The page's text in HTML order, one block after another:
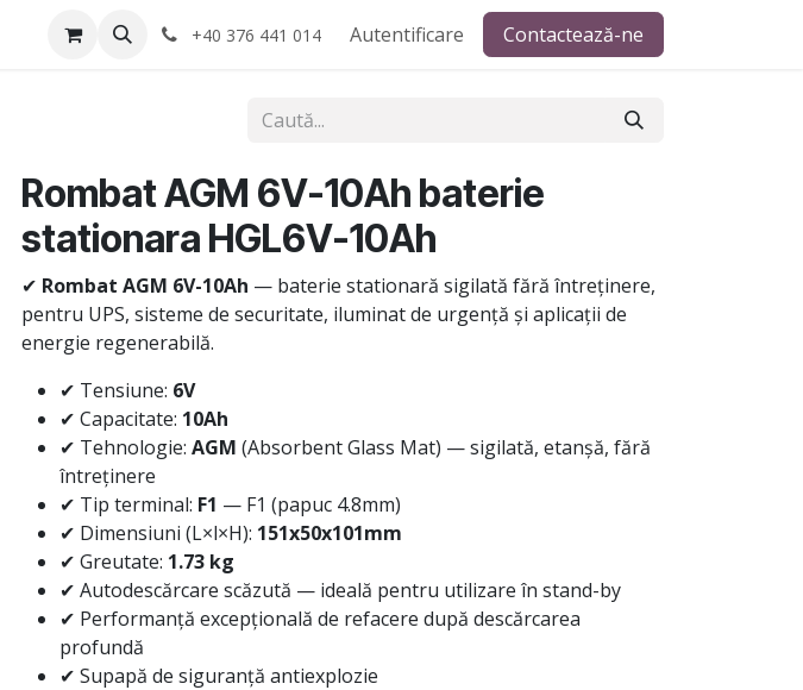
Service-uri montaj +40 376 441 014 Autentificare Contactează-ne
Rombat AGM 6V-10Ah baterie
stationara HGL6V-10Ah
✔ Rombat AGM 6V-10Ah — baterie stationară sigilată fără întreținere,
pentru UPS, sisteme de securitate, iluminat de urgență și aplicații de
energie regenerabilă.
✔ Tensiune: 6V
✔ Capacitate: 10Ah
✔ Tehnologie: AGM (Absorbent Glass Mat) — sigilată, etanșă, fără
întreținere
✔ Tip terminal: F1 — F1 (papuc 4.8mm)
✔ Dimensiuni (L×l×H): 151x50x101mm
✔ Greutate: 1.73 kg
✔ Autodescărcare scăzută — ideală pentru utilizare în stand-by
✔ Performanță excepțională de refacere după descărcarea
profundă
✔ Supapă de siguranță antiexplozie